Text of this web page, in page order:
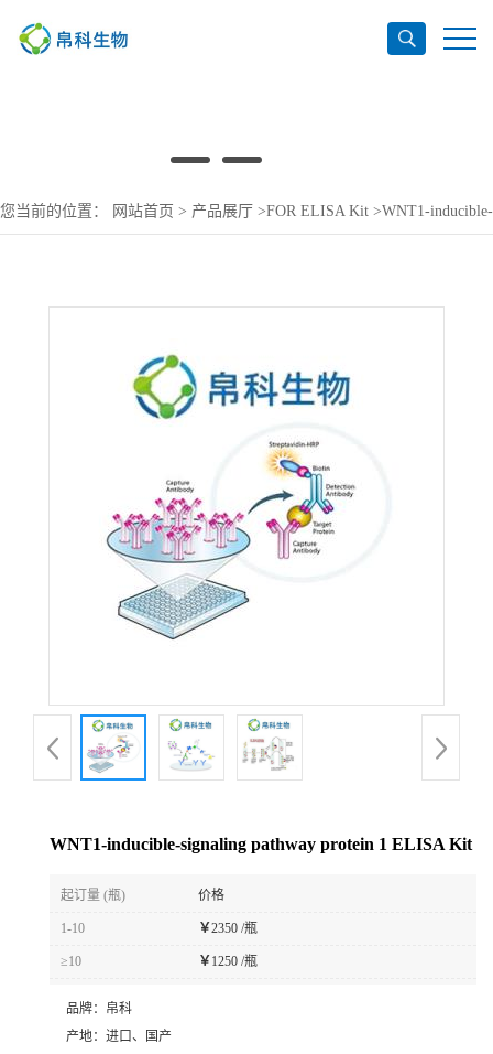
您当前的位置： 网站首页 > 产品展厅 >FOR ELISA Kit >WNT1-inducible-
WNT1-inducible-signaling pathway protein 1 ELISA Kit
起订量 (瓶) 价格
1-10 ￥2350 /瓶
≥10 ￥ 1250 /瓶
品牌： 帛科
产地： 进口、国产